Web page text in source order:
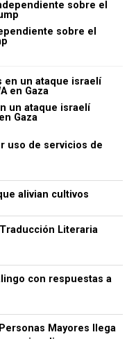
sobre el
un ataque israelí
Gaza
uso de servicios de
alivian cultivos
Literaria
con respuestas a
Mayores llega